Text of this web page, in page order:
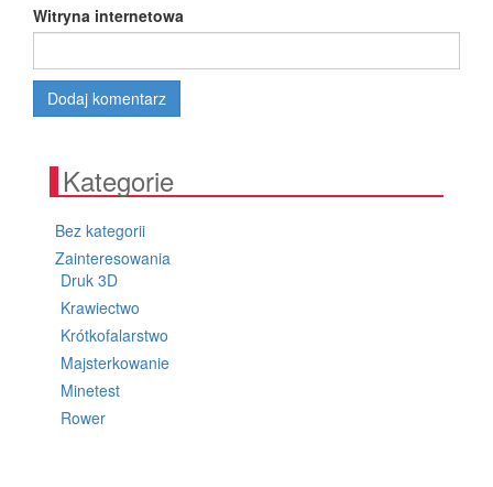
Witryna internetowa
Kategorie
Bez kategorii
Zainteresowania
Druk 3D
Krawiectwo
Krótkofalarstwo
Majsterkowanie
Minetest
Rower